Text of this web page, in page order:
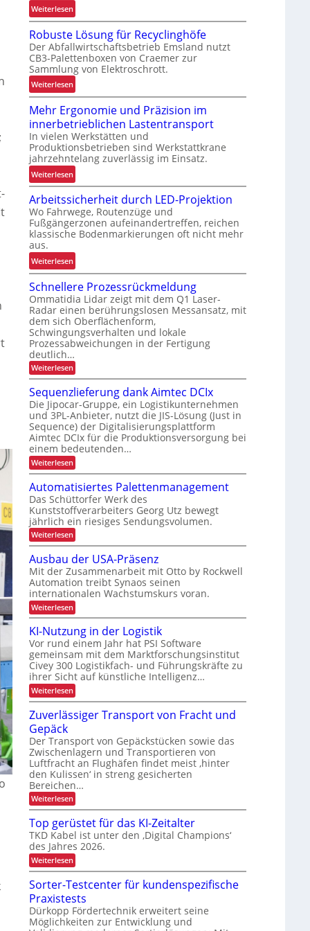
Weiterlesen:
V
o
n
d
e
r
L
a
d
e
n
w
a
g
e
z
r
K
I
Robuste Lösung für Recyclinghöfe
Der Abfallwirtschaftsbetrieb Emsland nutzt
CB3-Palettenboxen von Craemer zur
Sammlung von Elektroschrott.
Weiterlesen:
R
o
b
u
s
t
e
L
ö
s
u
g
f
r
R
e
c
y
c
l
i
n
g
h
ö
f
e
Mehr Ergonomie und Präzision im
innerbetrieblichen Lastentransport
In vielen Werkstätten und
Produktionsbetrieben sind Werkstattkrane
jahrzehntelang zuverlässig im Einsatz.
Weiterlesen:
M
e
h
r
E
r
g
n
o
m
i
e
u
n
P
r
ä
z
i
s
i
o
n
i
m
i
n
n
e
r
b
e
t
r
i
e
b
l
i
h
e
n
L
a
s
t
e
n
t
r
a
n
s
p
Arbeitssicherheit durch LED-Projektion
Wo Fahrwege, Routenzüge und
Fußgängerzonen aufeinandertreffen, reichen
klassische Bodenmarkierungen oft nicht mehr
aus.
Weiterlesen:
A
r
b
e
t
s
i
c
h
e
r
h
e
i
t
d
u
r
c
h
L
E
D
-
P
r
o
j
e
k
t
o
Schnellere Prozessrückmeldung
Ommatidia Lidar zeigt mit dem Q1 Laser-
Radar einen berührungslosen Messansatz, mit
dem sich Oberflächenform,
Schwingungsverhalten und lokale
Prozessabweichungen in der Fertigung
deutlich…
Weiterlesen:
S
c
h
n
e
l
l
e
r
e
P
r
o
z
e
s
s
r
c
k
m
e
l
d
u
n
g
Sequenzlieferung dank Aimtec DCIx
Die Jipocar-Gruppe, ein Logistikunternehmen
und 3PL-Anbieter, nutzt die JIS-Lösung (Just in
Sequence) der Digitalisierungsplattform
Aimtec DCIx für die Produktionsversorgung bei
einem bedeutenden…
Weiterlesen:
S
e
q
u
e
n
z
l
i
e
f
e
r
u
n
g
a
n
k
A
i
m
t
e
c
I
x
Automatisiertes Palettenmanagement
Das Schüttorfer Werk des
Kunststoffverarbeiters Georg Utz bewegt
jährlich ein riesiges Sendungsvolumen.
Weiterlesen:
A
u
t
o
m
a
t
i
s
i
e
r
t
e
s
P
a
e
t
e
n
m
a
n
a
g
m
e
n
t
Ausbau der USA-Präsenz
Mit der Zusammenarbeit mit Otto by Rockwell
Automation treibt Synaos seinen
internationalen Wachstumskurs voran.
Weiterlesen:
A
s
b
a
u
d
e
r
U
S
A
P
r
ä
s
e
n
z
KI-Nutzung in der Logistik
Vor rund einem Jahr hat PSI Software
gemeinsam mit dem Marktforschungsinstitut
Civey 300 Logistikfach- und Führungskräfte zu
ihrer Sicht auf künstliche Intelligenz…
Weiterlesen:
K
-
u
t
z
u
n
g
i
n
e
r
L
o
g
i
s
i
k
Zuverlässiger Transport von Fracht und
Gepäck
Der Transport von Gepäckstücken sowie das
Zwischenlagern und Transportieren von
Luftfracht an Flughäfen findet meist ‚hinter
den Kulissen‘ in streng gesicherten
Bereichen…
Weiterlesen:
Z
u
v
e
r
l
ä
s
s
i
g
e
r
Top gerüstet für das KI-Zeitalter
TKD Kabel ist unter den ‚Digital Champions‘
des Jahres 2026.
Weiterlesen:
T
p
g
e
r
ü
Sorter-Testcenter für kundenspezifische
Praxistests
Dürkopp Fördertechnik erweitert seine
Möglichkeiten zur Entwicklung und